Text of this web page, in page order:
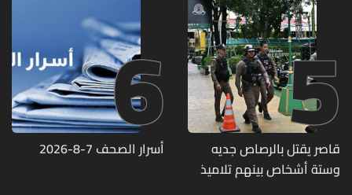
5
قاصر يقتل بالرصاص جديه
وستة أشخاص بينهم تلاميذ
6
أسرار الصحف 7-8-2026